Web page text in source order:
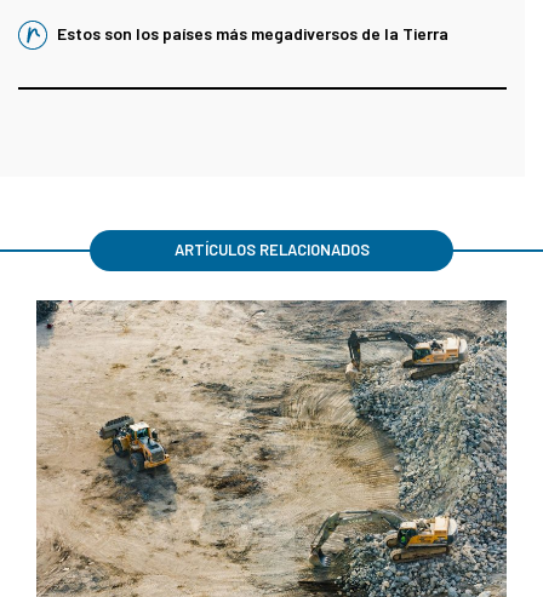
Estos son los países más megadiversos de la Tierra
ARTÍCULOS RELACIONADOS